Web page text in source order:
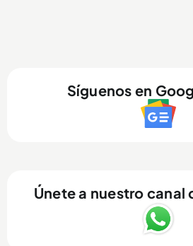
Síguenos en
Únete a nuestro canal